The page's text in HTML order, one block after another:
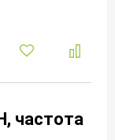
частота